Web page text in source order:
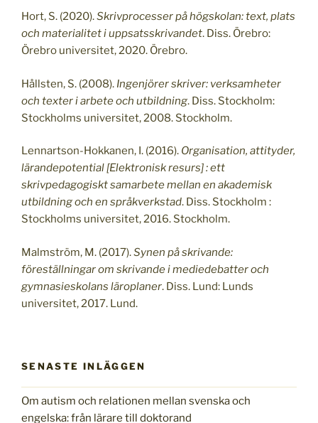
Hort, S. (2020).Skrivprocesser på högskolan: text, plats
och materialitet i uppsatsskrivandet. Diss. Örebro:
Örebro universitet, 2020. Örebro.
Hållsten, S. (2008). Ingenjörer skriver: verksamheter
och texter i arbete och utbildning. Diss. Stockholm:
Stockholms universitet, 2008. Stockholm.
Lennartson-Hokkanen, I. (2016). Organisation, attityder,
lärandepotential [Elektronisk resurs] : ett
skrivpedagogiskt samarbete mellan en akademisk
utbildning och en språkverkstad. Diss. Stockholm :
Stockholms universitet, 2016. Stockholm.
Malmström, M. (2017).Synen på skrivande:
föreställningar om skrivande i mediedebatter och
gymnasieskolans läroplaner. Diss. Lund: Lunds
universitet, 2017. Lund.
SENASTE INLÄGGEN
Om autism och relationen mellan svenska och
engelska: från lärare till doktorand